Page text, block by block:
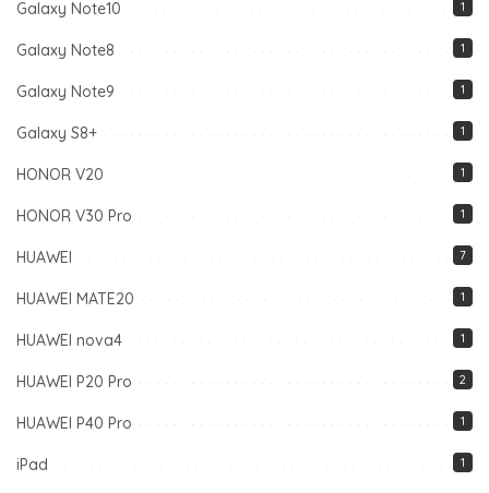
Galaxy Note10 1
Galaxy Note8 1
Galaxy Note9 1
Galaxy S8+ 1
HONOR V20 1
HONOR V30 Pro 1
HUAWEI 7
HUAWEI MATE20 1
HUAWEI nova4 1
HUAWEI P20 Pro 2
HUAWEI P40 Pro 1
iPad 1